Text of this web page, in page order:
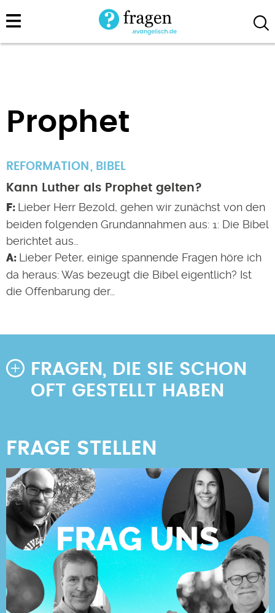
Direkt
zum
Prophet
REFORMATION
BIBEL
Kann Luther als Prophet gelten?
Lieber Herr Bezold, gehen wir zunächst von den
beiden folgenden Grundannahmen aus: 1: Die Bibel
berichtet aus…
Lieber Peter, einige spannende Fragen höre ich
da heraus: Was bezeugt die Bibel eigentlich? Ist
die Offenbarung der…
FRAGEN, DIE SIE SCHON
OFT GESTELLT HABEN